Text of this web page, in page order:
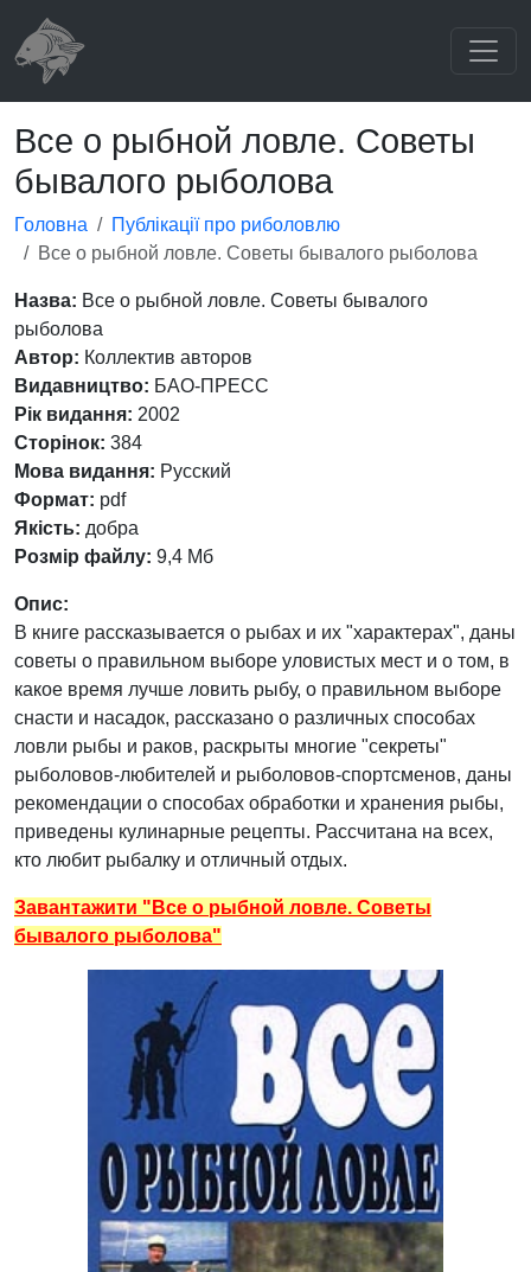
Все о рыбной ловле. Советы
бывалого рыболова
Головна
Публікації про риболовлю
Все о рыбной ловле. Советы бывалого рыболова
Назва: Все о рыбной ловле. Советы бывалого
рыболова
Автор: Коллектив авторов
Видавництво: БАО-ПРЕСС
Рік видання: 2002
Сторінок: 384
Мова видання: Русский
Формат: pdf
Якість: добра
Розмір файлу: 9,4 Мб
Опис:
В книге рассказывается о рыбах и их "характерах", даны
советы о правильном выборе уловистых мест и о том, в
какое время лучше ловить рыбу, о правильном выборе
снасти и насадок, рассказано о различных способах
ловли рыбы и раков, раскрыты многие "секреты"
рыболовов-любителей и рыболовов-спортсменов, даны
рекомендации о способах обработки и хранения рыбы,
приведены кулинарные рецепты. Рассчитана на всех,
кто любит рыбалку и отличный отдых.
Завантажити "Все о рыбной ловле. Советы
бывалого рыболова"